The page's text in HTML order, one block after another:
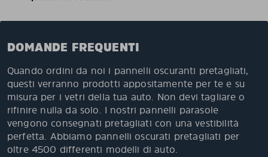
DOMANDE FREQUENTI
Quando ordini da noi i pannelli oscuranti pretagliati,
questi verranno prodotti appositamente per te e su
misura per i vetri della tua auto. Non devi tagliare o
rifinire nulla da solo. I nostri pannelli parasole
vengono consegnati pretagliati con una vestibilità
perfetta. Abbiamo pannelli oscurati pretagliati per
oltre 4500 differenti modelli di auto.